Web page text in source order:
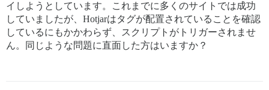
イしようとしています。これまでに多くのサイトでは成功
していましたが、Hotjarはタグが配置されていることを確認
しているにもかかわらず、スクリプトがトリガーされませ
ん。同じような問題に直面した方はいますか？